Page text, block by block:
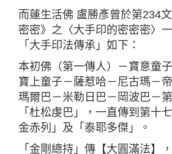
而蓮生活佛 盧勝彥曾於第234
密密》之〈大手印的密密密〉
「大手印法傳承」如下：
本初佛（第一傳人）－寶意童
寶上童子－薩惹哈－尼古瑪－
瑪爾巴－米勒日巴－岡波巴－
「杜松虔巴」，一直傳到第十
金赤列」及「泰耶多傑」。
「金剛總持」傳【大圓滿法】